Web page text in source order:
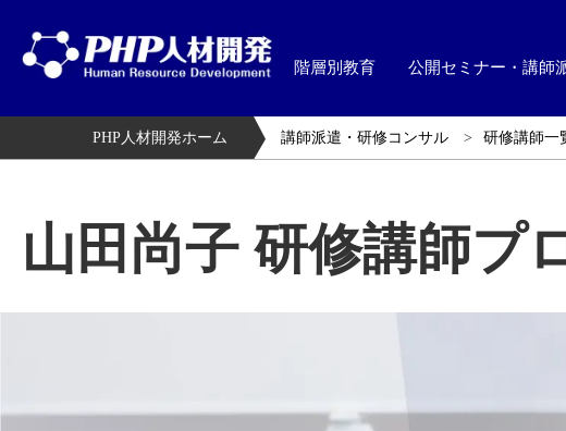
階層別教育 公開セミナー・講師
PHP人材開発ホーム 講師派遣・研修コンサル 研修講師一
山田尚子 研修講師プ